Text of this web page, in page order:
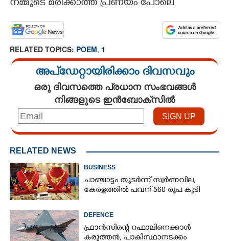
നമ്മുടെ മരിക്കാത്ത പ്രണയം പോലെ
RELATED TOPICS: POEM, 1
അപ്ഡേറ്റായിരിക്കാം ദിവസവും
ഒരു ദിവസത്തെ പ്രധാന സംഭവങ്ങൾ
നിങ്ങളുടെ ഇൻബോക്സിൽ
RELATED NEWS
BUSINESS
ചാഞ്ചാട്ടം തുടർന്ന് സ്വർണവില,
കേരളത്തിൽ പവന് 560 രൂപ കൂടി
DEFENCE
ഫ്രാൻസിന്റെ റഫാലിനെക്കാൾ
കരുത്തൻ,​ പാകിസ്ഥാനടക്കം